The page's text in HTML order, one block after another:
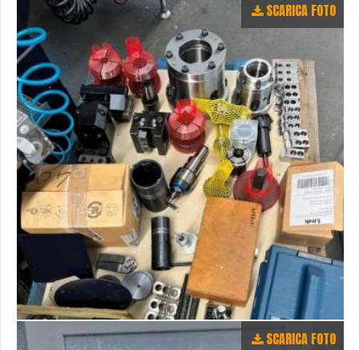
SCARICA FOTO
SCARICA FOTO